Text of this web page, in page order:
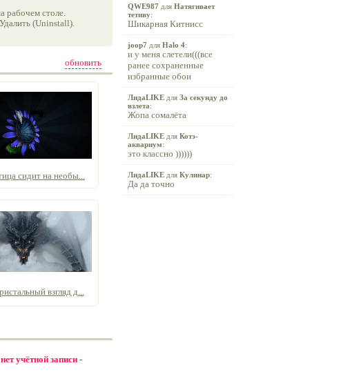
рабочем столе.
(Uninstall).
обновить
сидит на необы...
взгляд д...
учётной записи -
QWE987 для Натягивает
тетиву:
Шикарная Китнисс
joop7 для Halo 4:
и у меня слетели(((все
ранее сохраненные
избранные обои
ЛидаLIKE для За секунду до
взлета:
Жопа сомалёта
ЛидаLIKE для Котэ-
аквариум:
это классно ))))))
ЛидаLIKE для Кулинар:
Да да точно